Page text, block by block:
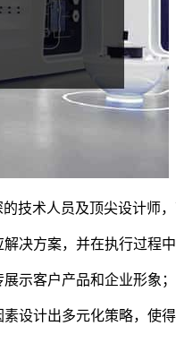
技术人员及顶尖设计师
决方案，并在执行过程中
示客户产品和企业形象；
设计出多元化策略，使